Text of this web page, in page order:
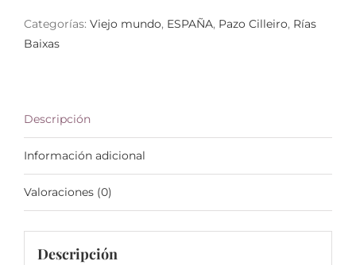
cantidad
Categorías: Viejo mundo, ESPAÑA, Pazo Cilleiro, Rías
Baixas
Descripción
Información adicional
Valoraciones (0)
Descripción